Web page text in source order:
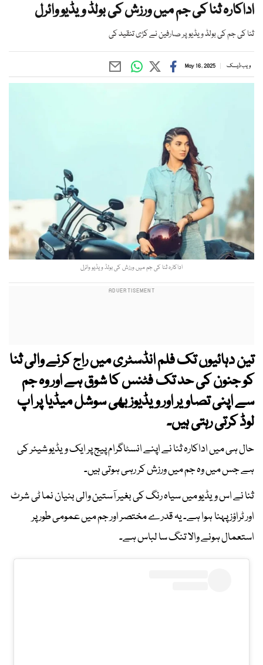
اداکارہ ثنا کی جم میں ورزش کی بولڈ ویڈیو وائرل
ثنا کی جم کی بولڈ ویڈیو پر صارفین نے کڑی تنقید کی
ویب ڈیسک May 16, 2025
اداکارہ ثنا کی جم میں ورزش کی بولڈ ویڈیو وائرل
تین دہائیوں تک فلم انڈسٹری میں راج کرنے والی ثنا
کو جنون کی حد تک فٹنس کا شوق ہے اور وہ جم
سے اپنی تصاویر اور ویڈیوز بھی سوشل میڈیا پر اپ
لوڈ کرتی رہتی ہیں۔
حال ہی میں اداکارہ ثنا نے اپنے انسٹاگرام پیج پر ایک ویڈیو شیئر کی
ہے جس میں وہ جم میں ورزش کر رہی ہوتی ہیں۔
ثنا نے اس ویڈیو میں سیاہ رنگ کی بغیر آستین والی بنیان نما ٹی شرٹ
اور ٹراؤز پہنا ہوا ہے۔ یہ قدرے مختصر اور جم میں عمومی طور پر
استعمال ہونے والا تنگ سا لباس ہے۔